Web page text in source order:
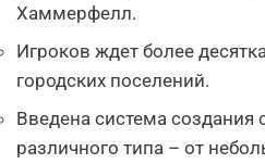
Хаммерфелл.
Игроков ждет более
городских поселений.
Введена система создания
различного типа – от